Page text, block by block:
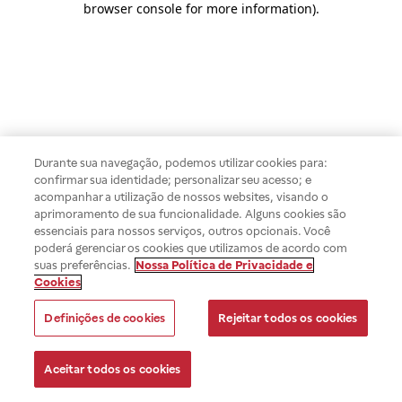
browser console for more information).
Durante sua navegação, podemos utilizar cookies para:
confirmar sua identidade; personalizar seu acesso; e
acompanhar a utilização de nossos websites, visando o
aprimoramento de sua funcionalidade. Alguns cookies são
essenciais para nossos serviços, outros opcionais. Você
poderá gerenciar os cookies que utilizamos de acordo com
suas preferências. Nossa Política de Privacidade e
Cookies
Definições de cookies Rejeitar todos os cookies
Aceitar todos os cookies